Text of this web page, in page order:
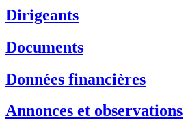
Dirigeants
Documents
Données financières
Annonces et observations